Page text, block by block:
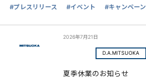
#プレスリリース #イベント #キャンペーン
2026年7月21日
D.A.MITSUOKA
夏季休業のお知らせ